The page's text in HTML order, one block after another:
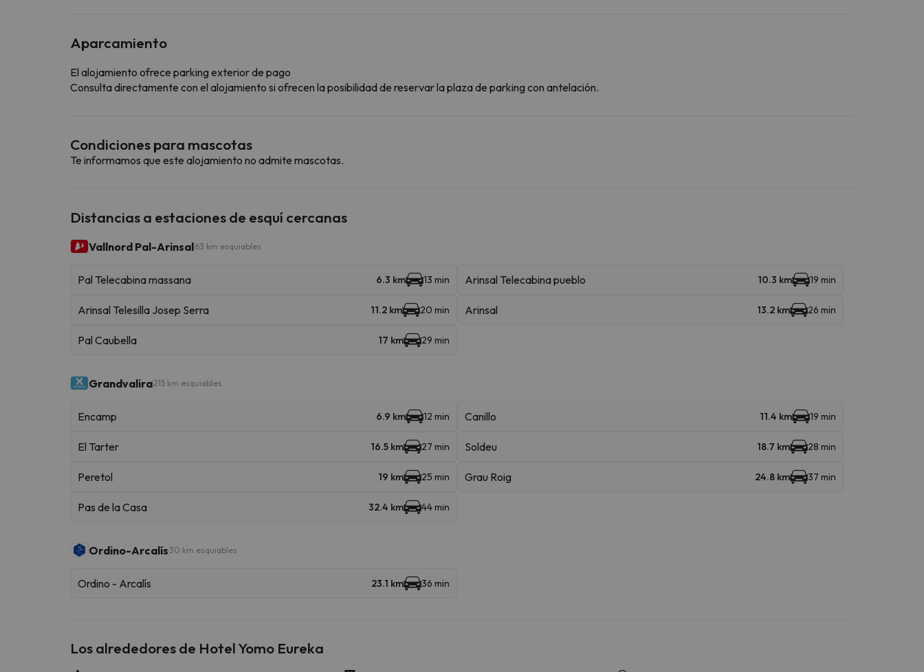
Aparcamiento
El alojamiento ofrece parking exterior de pago
Consulta directamente con el alojamiento si ofrecen la posibilidad de reservar la plaza de parking con antelación.
Condiciones para mascotas
Te informamos que este alojamiento no admite mascotas.
Distancias a estaciones de esquí cercanas
Vallnord Pal-Arinsal63 km esquiables
Pal Telecabina massana 6.3 km 13 min Arinsal Telecabina pueblo 10.3 km 19 min
Arinsal Telesilla Josep Serra 11.2 km 20 min Arinsal 13.2 km 26 min
Pal Caubella 17 km 29 min
Grandvalira215 km esquiables
Encamp 6.9 km 12 min Canillo 11.4 km 19 min
El Tarter 16.5 km 27 min Soldeu 18.7 km 28 min
Peretol 19 km 25 min Grau Roig 24.8 km 37 min
Pas de la Casa 32.4 km 44 min
Ordino-Arcalís 30 km esquiables
Ordino - Arcalís 23.1 km 36 min
Los alrededores de Hotel Yomo Eureka